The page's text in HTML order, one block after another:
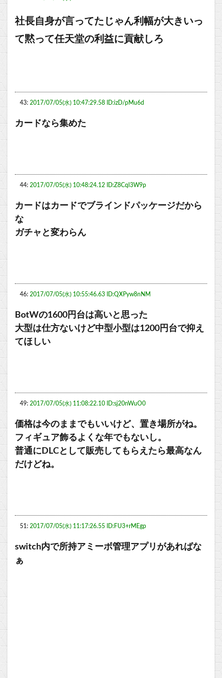
社長自身が言ってたじゃん利幅が大きいっ
て黙って任天堂の利益に貢献しろ
43: 2017/07/05(水) 10:47:29.58 ID:izD/pMu6d
カードなら集めた
44: 2017/07/05(水) 10:48:24.12 ID:Z8Cql3W9p
カードはカードでブラインドパッケージだから
な
ガチャと変わらん
46: 2017/07/05(水) 10:55:46.63 ID:QXPyw8nNM
BotWの1600円台は高いと思った
大型は仕方ないけど中型小型は1200円台で抑え
てほしい
49: 2017/07/05(水) 11:08:22.10 ID:sj20nWuO0
価格は今のままでもいいけど、置き場所がね。
フィギュア飾るよくな年でもないし。
普通にDLCとして販売してもらえたら最高なん
だけどね。
51: 2017/07/05(水) 11:17:26.55 ID:FU3+rMEgp
switch内で所持アミーボ管理アプリがあればな
ぁ